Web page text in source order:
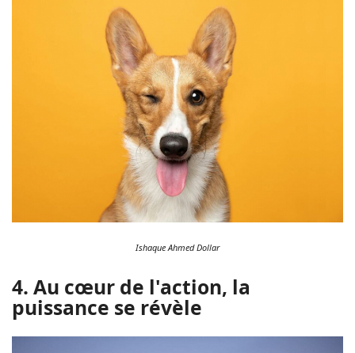
Ishaque Ahmed Dollar
4. Au cœur de l'action, la
puissance se révèle